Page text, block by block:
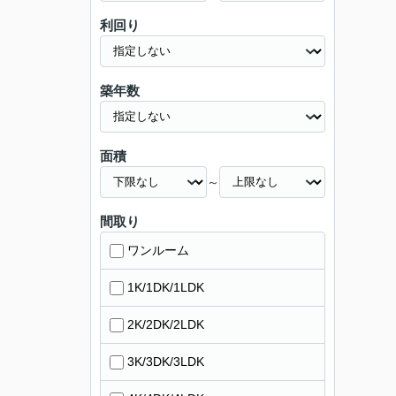
利回り
築年数
面積
～
間取り
ワンルーム
1K/1DK/1LDK
2K/2DK/2LDK
3K/3DK/3LDK